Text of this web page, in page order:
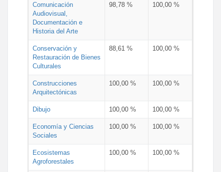
Comunicación
Audiovisual,
Documentación e
Historia del Arte
98,78 % 100,00 %
Conservación y
Restauración de Bienes
Culturales
88,61 % 100,00 %
Construcciones
Arquitectónicas
100,00 % 100,00 %
Dibujo 100,00 % 100,00 %
Economía y Ciencias
Sociales
100,00 % 100,00 %
Ecosistemas
Agroforestales
100,00 % 100,00 %